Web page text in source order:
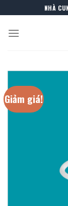
to
content
NHÀ
Giảm giá!